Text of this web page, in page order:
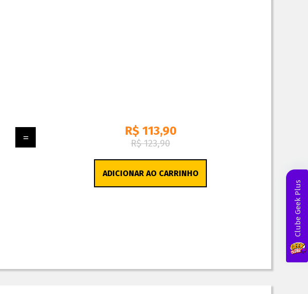
R$ 123,90
R$ 113,90
ADICIONAR AO CARRINHO
Clube Geek Plus